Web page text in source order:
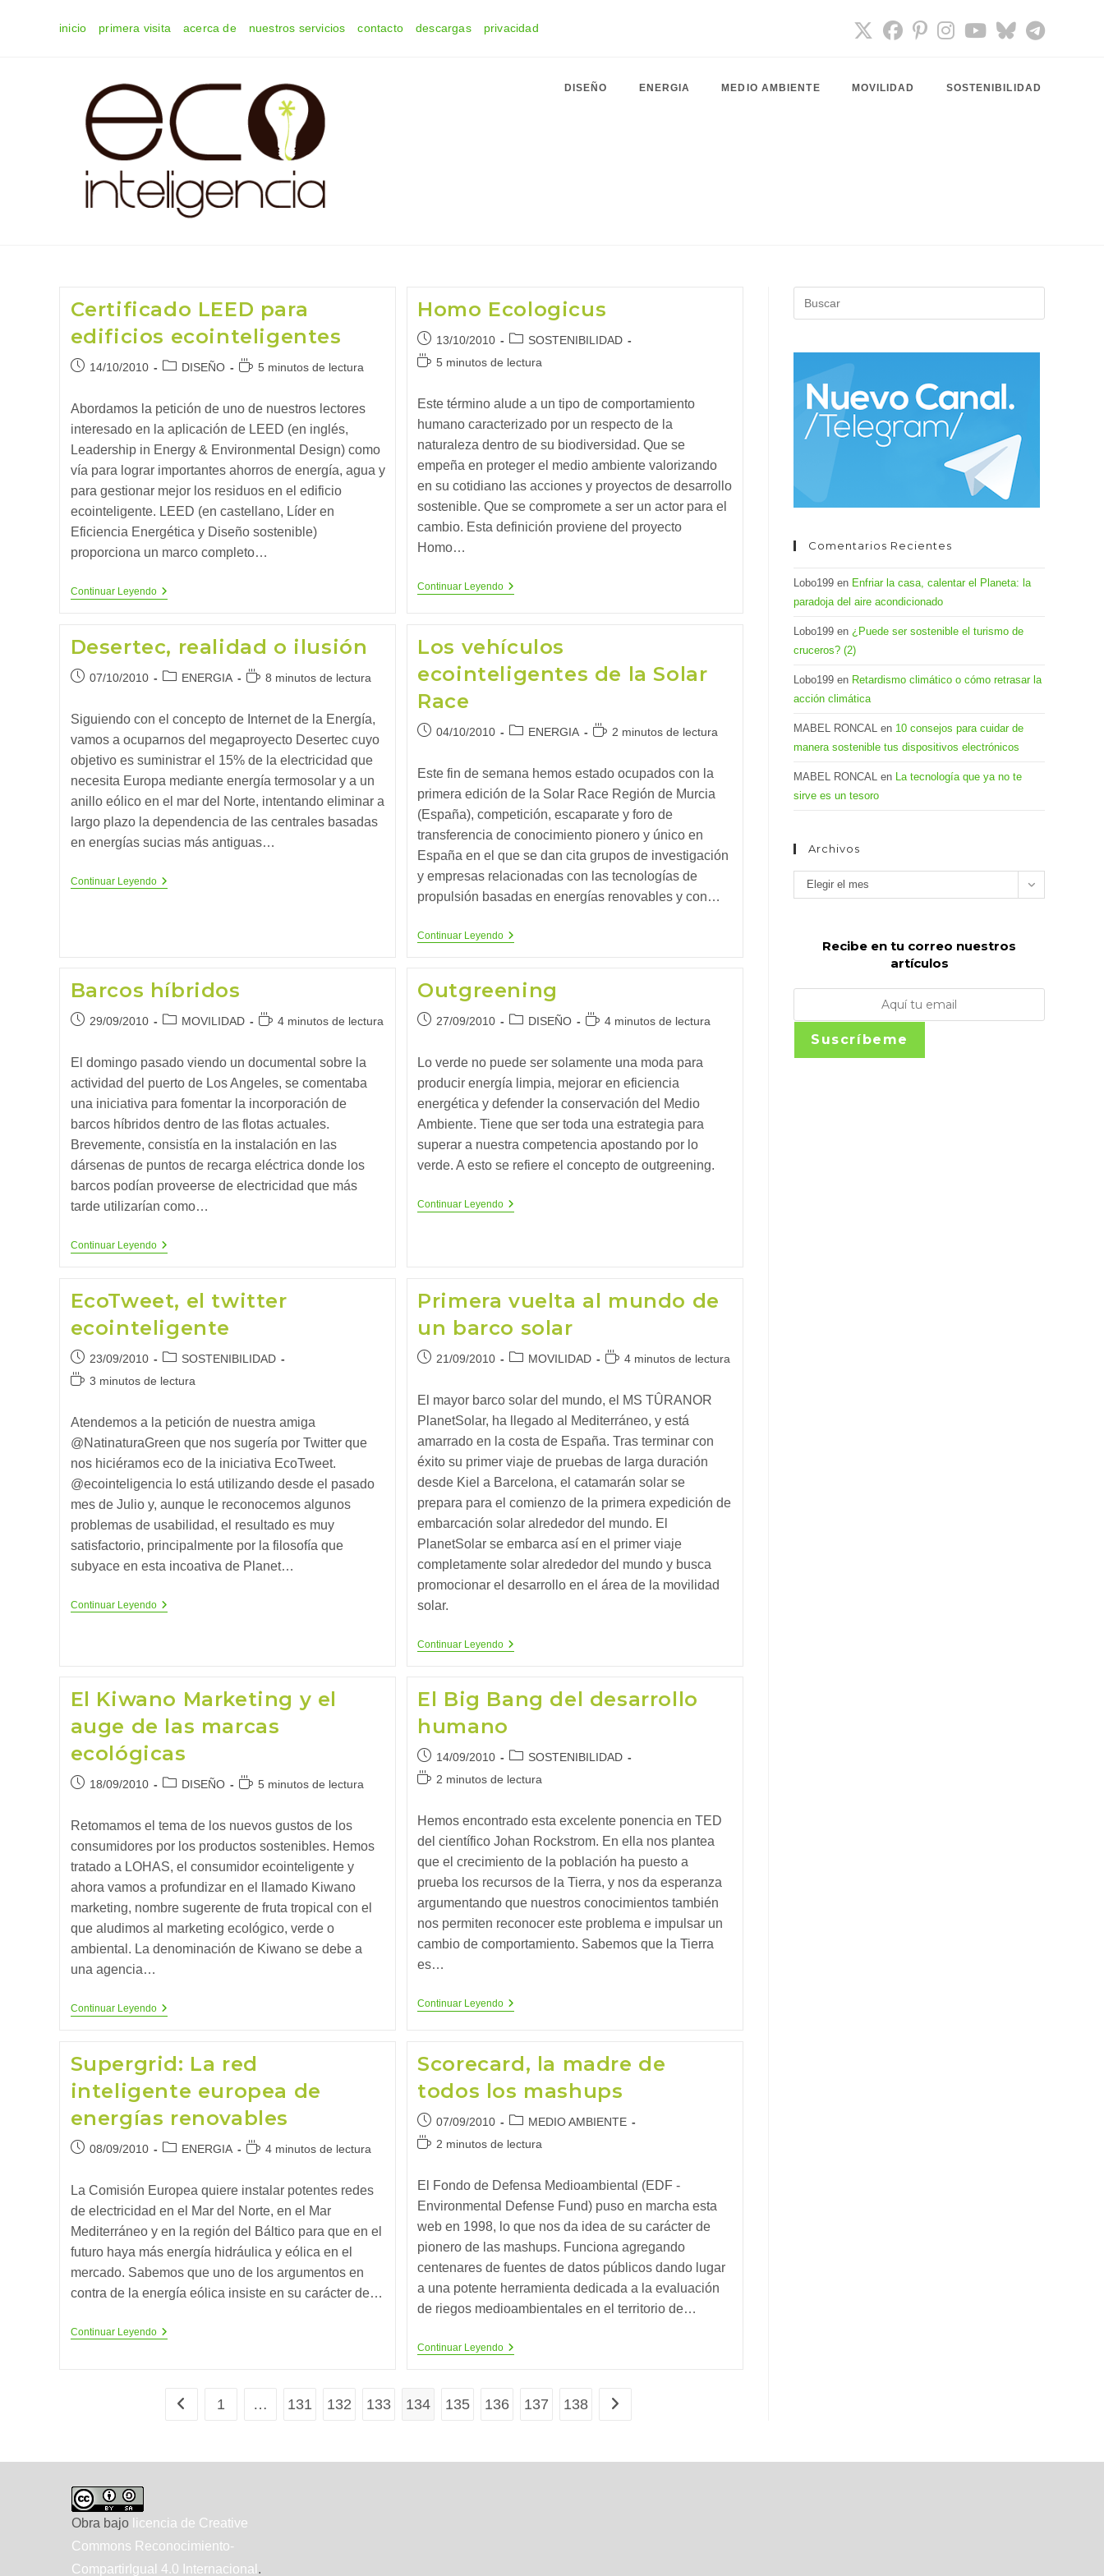
inicio primera visita acerca de nuestros servicios contacto descargas privacidad
DISEÑO ENERGIA MEDIO AMBIENTE MOVILIDAD SOSTENIBILIDAD
Certificado LEED para
edificios ecointeligentes
Publicación
entrada:
14/10/2010
Categoría
entrada:
DISEÑO
Tiempo5 minutos de lectura
Abordamos la petición de uno de nuestros lectores
interesado en la aplicación de LEED (en inglés,
Leadership in Energy & Environmental Design) como
vía para lograr importantes ahorros de energía, agua y
para gestionar mejor los residuos en el edificio
ecointeligente. LEED (en castellano, Líder en
Eficiencia Energética y Diseño sostenible)
proporciona un marco completo…
Continuar LeyendoCertificado
Ecointeligentes
Homo Ecologicus
Publicación
de
13/10/2010
Categoría
de
SOSTENIBILIDAD
Tiempo
lectura:
5 minutos de lectura
Este término alude a un tipo de comportamiento
humano caracterizado por un respecto de la
naturaleza dentro de su biodiversidad. Que se
empeña en proteger el medio ambiente valorizando
en su cotidiano las acciones y proyectos de desarrollo
sostenible. Que se compromete a ser un actor para el
cambio. Esta definición proviene del proyecto
Homo…
Continuar LeyendoHomo
Desertec, realidad o ilusión
Publicación
entrada:
07/10/2010
Categoría
entrada:
ENERGIA
Tiempo8 minutos de lectura
Siguiendo con el concepto de Internet de la Energía,
vamos a ocuparnos del megaproyecto Desertec cuyo
objetivo es suministrar el 15% de la electricidad que
necesita Europa mediante energía termosolar y a un
anillo eólico en el mar del Norte, intentando eliminar a
largo plazo la dependencia de las centrales basadas
en energías sucias más antiguas…
Continuar LeyendoDesertec,
Los vehículos
ecointeligentes de la Solar
Race
Publicación
entrada:
04/10/2010
Categoría
entrada:
ENERGIA
Tiempo2 minutos de lectura
Este fin de semana hemos estado ocupados con la
primera edición de la Solar Race Región de Murcia
(España), competición, escaparate y foro de
transferencia de conocimiento pionero y único en
España en el que se dan cita grupos de investigación
y empresas relacionadas con las tecnologías de
propulsión basadas en energías renovables y con…
Continuar LeyendoLos
La
Solar
Race
Barcos híbridos
Publicación
entrada:
29/09/2010
Categoría
entrada:
MOVILIDAD
Tiempo4 minutos de lectura
El domingo pasado viendo un documental sobre la
actividad del puerto de Los Angeles, se comentaba
una iniciativa para fomentar la incorporación de
barcos híbridos dentro de las flotas actuales.
Brevemente, consistía en la instalación en las
dársenas de puntos de recarga eléctrica donde los
barcos podían proveerse de electricidad que más
tarde utilizarían como…
Continuar LeyendoBarcos
Outgreening
Publicación
entrada:
27/09/2010
Categoría
entrada:
DISEÑO
Tiempo4 minutos de lectura
Lo verde no puede ser solamente una moda para
producir energía limpia, mejorar en eficiencia
energética y defender la conservación del Medio
Ambiente. Tiene que ser toda una estrategia para
superar a nuestra competencia apostando por lo
verde. A esto se refiere el concepto de outgreening.
Continuar LeyendoOutgreening
EcoTweet, el twitter
ecointeligente
Publicación
de
23/09/2010
Categoría
de
SOSTENIBILIDAD
Tiempo3 minutos de lectura
Atendemos a la petición de nuestra amiga
@NatinaturaGreen que nos sugería por Twitter que
nos hiciéramos eco de la iniciativa EcoTweet.
@ecointeligencia lo está utilizando desde el pasado
mes de Julio y, aunque le reconocemos algunos
problemas de usabilidad, el resultado es muy
satisfactorio, principalmente por la filosofía que
subyace en esta incoativa de Planet…
Continuar LeyendoEcoTweet,
Primera vuelta al mundo de
un barco solar
Publicación
entrada:
21/09/2010
Categoría
entrada:
MOVILIDAD
Tiempo4 minutos de lectura
El mayor barco solar del mundo, el MS TÛRANOR
PlanetSolar, ha llegado al Mediterráneo, y está
amarrado en la costa de España. Tras terminar con
éxito su primer viaje de pruebas de larga duración
desde Kiel a Barcelona, el catamarán solar se
prepara para el comienzo de la primera expedición de
embarcación solar alrededor del mundo. El
PlanetSolar se embarca así en el primer viaje
completamente solar alrededor del mundo y busca
promocionar el desarrollo en el área de la movilidad
solar.
Continuar LeyendoPrimera
De
Un
Barco
Solar
El Kiwano Marketing y el
auge de las marcas
ecológicas
Publicación
entrada:
18/09/2010
Categoría
entrada:
DISEÑO
Tiempo5 minutos de lectura
Retomamos el tema de los nuevos gustos de los
consumidores por los productos sostenibles. Hemos
tratado a LOHAS, el consumidor ecointeligente y
ahora vamos a profundizar en el llamado Kiwano
marketing, nombre sugerente de fruta tropical con el
que aludimos al marketing ecológico, verde o
ambiental. La denominación de Kiwano se debe a
una agencia…
Continuar LeyendoEl
El
Auge
De
Las
Marcas
Ecológicas
El Big Bang del desarrollo
humano
Publicación
de
14/09/2010
Categoría
de
SOSTENIBILIDAD
Tiempo2 minutos de lectura
Hemos encontrado esta excelente ponencia en TED
del científico Johan Rockstrom. En ella nos plantea
que el crecimiento de la población ha puesto a
prueba los recursos de la Tierra, y nos da esperanza
argumentando que nuestros conocimientos también
nos permiten reconocer este problema e impulsar un
cambio de comportamiento. Sabemos que la Tierra
es…
Continuar LeyendoEl
Desarrollo
Humano
Supergrid: La red
inteligente europea de
energías renovables
Publicación
entrada:
08/09/2010
Categoría
entrada:
ENERGIA
Tiempo4 minutos de lectura
La Comisión Europea quiere instalar potentes redes
de electricidad en el Mar del Norte, en el Mar
Mediterráneo y en la región del Báltico para que en el
futuro haya más energía hidráulica y eólica en el
mercado. Sabemos que uno de los argumentos en
contra de la energía eólica insiste en su carácter de…
Continuar LeyendoSupergrid:
Energías
Scorecard, la madre de
todos los mashups
Publicación
de
07/09/2010
Categoría
de
MEDIO AMBIENTE
Tiempo2 minutos de lectura
El Fondo de Defensa Medioambiental (EDF -
Environmental Defense Fund) puso en marcha esta
web en 1998, lo que nos da idea de su carácter de
pionero de las mashups. Funciona agregando
centenares de fuentes de datos públicos dando lugar
a una potente herramienta dedicada a la evaluación
de riegos medioambientales en el territorio de…
Continuar LeyendoScorecard,
Todos
Los
Ir a la página anterior
1 … 131 132 133 134 135 136 137 138 Ir a la página siguiente
Escape
Comentarios Recientes
Lobo199 en Enfriar la casa, calentar el Planeta: la
paradoja del aire acondicionado
Lobo199 en ¿Puede ser sostenible el turismo de
cruceros? (2)
Lobo199 en Retardismo climático o cómo retrasar la
acción climática
MABEL RONCAL en 10 consejos para cuidar de
manera sostenible tus dispositivos electrónicos
MABEL RONCAL en La tecnología que ya no te
sirve es un tesoro
Archivos
Archivos
Elegir el mes
Recibe en tu correo nuestros
artículos
Suscríbeme
Obra bajo licencia de Creative
Commons Reconocimiento-
CompartirIgual 4.0 Internacional .